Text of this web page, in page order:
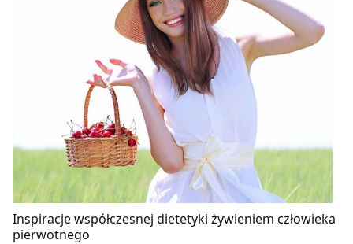
Inspiracje współczesnej dietetyki żywieniem człowieka
pierwotnego